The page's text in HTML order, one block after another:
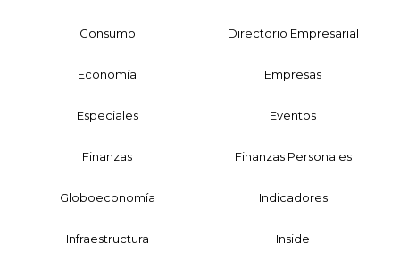
Consumo Directorio Empresarial
Economía Empresas
Especiales Eventos
Finanzas Finanzas Personales
Globoeconomía Indicadores
Infraestructura Inside